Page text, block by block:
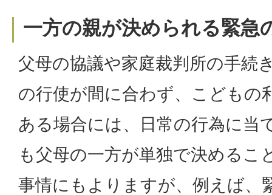
一方の親が決められる緊急
父母の協議や家庭裁判所の手続
の行使が間に合わず、こどもの
ある場合には、日常の行為に当
も父母の一方が単独で決めるこ
事情にもよりますが、例えば、